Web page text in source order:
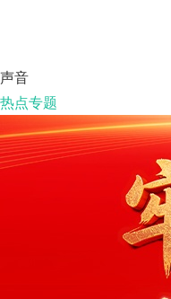
声音
热点专题